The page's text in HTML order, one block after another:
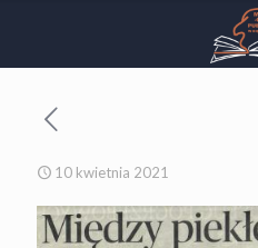
10 kwietnia 2021